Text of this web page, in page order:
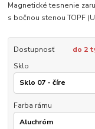
Magnetické tesnenie
s bočnou stenou TOPF
Dostupnosť
do 2
Sklo
Farba rámu